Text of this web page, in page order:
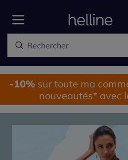
-10%sur toute ma
nouveautés* avec